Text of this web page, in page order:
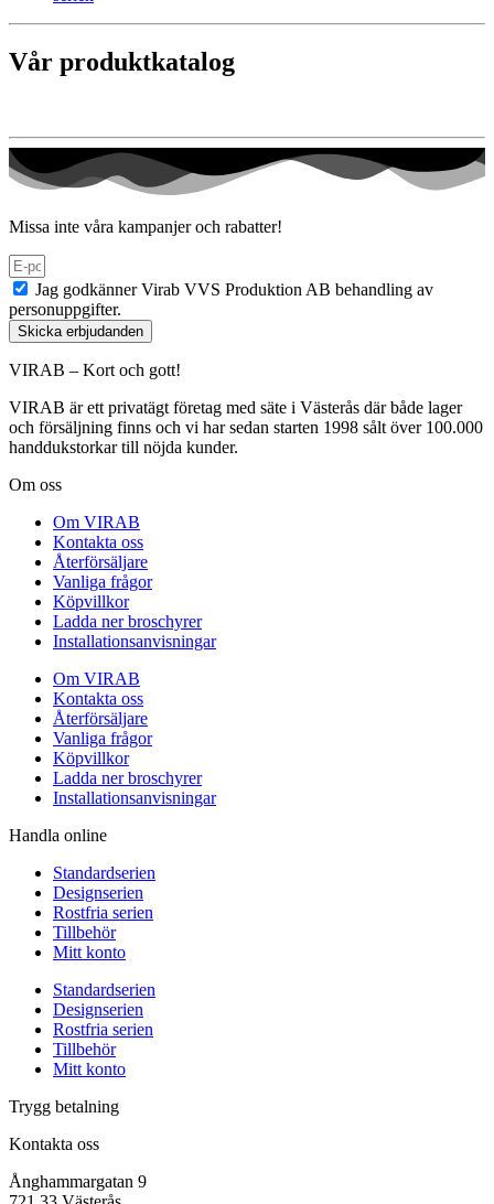
Vår produktkatalog
Missa inte våra kampanjer och rabatter!
Jag godkänner Virab VVS Produktion AB behandling av
personuppgifter.
Skicka erbjudanden
VIRAB – Kort och gott!
VIRAB är ett privatägt företag med säte i Västerås där både lager
och försäljning finns och vi har sedan starten 1998 sålt över 100.000
handdukstorkar till nöjda kunder.
Om oss
Om VIRAB
Kontakta oss
Återförsäljare
Vanliga frågor
Köpvillkor
Ladda ner broschyrer
Installationsanvisningar
Om VIRAB
Kontakta oss
Återförsäljare
Vanliga frågor
Köpvillkor
Ladda ner broschyrer
Installationsanvisningar
Handla online
Standardserien
Designserien
Rostfria serien
Tillbehör
Mitt konto
Standardserien
Designserien
Rostfria serien
Tillbehör
Mitt konto
Trygg betalning
Kontakta oss
Ånghammargatan 9